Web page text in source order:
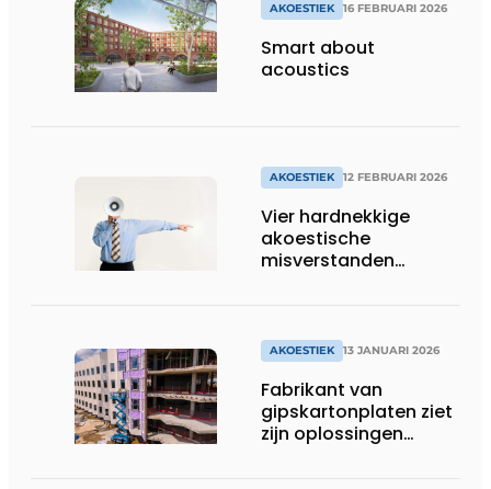
AKOESTIEK 16 FEBRUARI 2026
Smart about
acoustics
AKOESTIEK 12 FEBRUARI 2026
Vier hardnekkige
akoestische
misverstanden
AKOESTIEK 13 JANUARI 2026
Fabrikant van
gipskartonplaten ziet
zijn oplossingen